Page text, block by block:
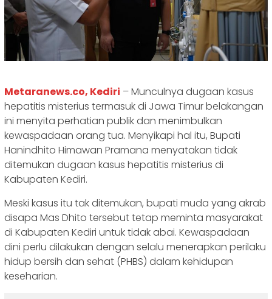
Metaranews.co, Kediri – Munculnya dugaan kasus
hepatitis misterius termasuk di Jawa Timur belakangan
ini menyita perhatian publik dan menimbulkan
kewaspadaan orang tua. Menyikapi hal itu, Bupati
Hanindhito Himawan Pramana menyatakan tidak
ditemukan dugaan kasus hepatitis misterius di
Kabupaten Kediri.
Meski kasus itu tak ditemukan, bupati muda yang akrab
disapa Mas Dhito tersebut tetap meminta masyarakat
di Kabupaten Kediri untuk tidak abai. Kewaspadaan
dini perlu dilakukan dengan selalu menerapkan perilaku
hidup bersih dan sehat (PHBS) dalam kehidupan
keseharian.